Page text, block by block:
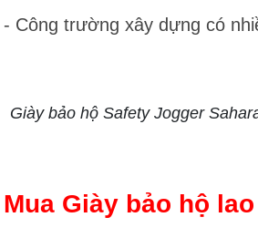
- Công trường xây dựng có
Giày bảo hộ Safety Jogger
Mua Giày bảo hộ